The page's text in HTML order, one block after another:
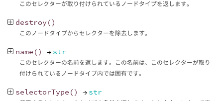
このセレクターが取り付けられているノードタイプを返します。
destroy ()
このノードタイプからセレクターを除去します。
name () → str
このセレクターの名前を返します。この名前は、このセレクターが取り
付けられているノードタイプ内では固有です。
selectorType () → str